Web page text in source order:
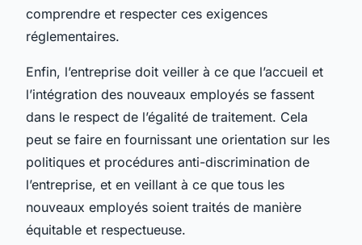
comprendre et respecter ces exigences
réglementaires.
Enfin, l’entreprise doit veiller à ce que l’accueil et
l’intégration des nouveaux employés se fassent
dans le respect de l’égalité de traitement. Cela
peut se faire en fournissant une orientation sur les
politiques et procédures anti-discrimination de
l’entreprise, et en veillant à ce que tous les
nouveaux employés soient traités de manière
équitable et respectueuse.